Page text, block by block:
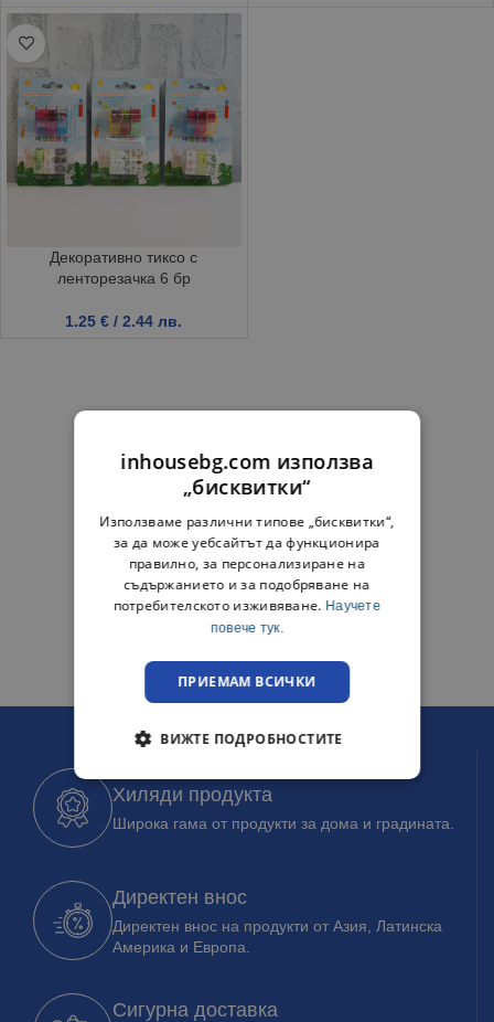
Декоративно тиксо с
ленторезачка 6 бр
1.25€ / 2.44 лв.
Хиляди продукта
Широка гама от продукти за дома и градината.
Директен внос
Директен внос на продукти от Азия, Латинска
Америка и Европа.
Сигурна доставка
inhousebg.com използва
„бисквитки“
Използваме различни типове „бисквитки“,
за да може уебсайтът да функционира
правилно, за персонализиране на
съдържанието и за подобряване на
потребителското изживяване. Научете
повече тук.
ПРИЕМАМ ВСИЧКИ
ВИЖТЕ ПОДРОБНОСТИТЕ